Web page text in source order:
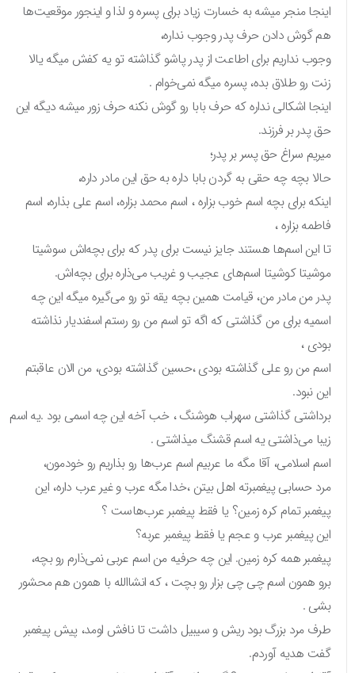
اینجا منجر میشه به خسارت زیاد برای پسره و لذا و اینجور موقعیت‌ها
هم گوش دادن حرف پدر وجوب نداره،
وجوب نداریم برای اطاعت از پدر پاشو گذاشته تو یه کفش میگه یالا
زنت رو طلاق بده، پسره میگه نمی‌خوام .
اینجا اشکالی نداره که حرف بابا رو گوش نکنه حرف زور میشه دیگه این
حق پدر بر فرزند.
میریم سراغ حق پسر بر پدر؛
حالا بچه چه حقی به گردن بابا داره به حق این مادر داره،
اینکه برای بچه اسم خوب بزاره ، اسم محمد بزاره، اسم علی بذاره، اسم
فاطمه بزاره ،
تا این اسم‌ها هستند جایز نیست برای پدر که برای بچه‌اش سوشیتا
موشیتا کوشیتا اسم‌های عجیب و غریب می‌ذاره برای بچه‌اش.
پدر من مادر من، قیامت همین بچه یقه تو رو می‌گیره میگه این چه
اسمیه برای من گذاشتی که اگه تو اسم من رو رستم اسفندیار نذاشته
بودی ،
اسم من رو علی گذاشته بودی ،حسین گذاشته بودی، من الان عاقبتم
این نبود.
برداشتی گذاشتی سهراب هوشنگ ، خب آخه این چه اسمی بود .یه اسم
زیبا می‌ذاشتی یه اسم قشنگ میذاشتی .
اسم اسلامی، آقا مگه ما عربیم اسم عرب‌ها رو بذاریم رو خودمون،
مرد حسابی پیغمبرته اهل بیتن ،خدا مگه عرب و غیر عرب داره، این
پیغمبر تمام کره زمین؟ یا فقط پیغمبر عرب‌هاست ؟
این پیغمبر عرب و عجم یا فقط پیغمبر عربه؟
پیغمبر همه کره زمین. این چه حرفیه من اسم عربی نمی‌ذارم رو بچه،
برو همون اسم چی چی بزار رو بچت ، که انشاالله با همون هم محشور
بشی .
طرف مرد بزرگ بود ریش و سیبیل داشت تا نافش اومد، پیش پیغمبر
گفت هدیه آوردم.